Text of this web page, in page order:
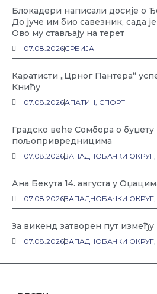
Блокадери написали досије о
До јуче им био савезник, сада
Ово му стављају на терет
07.08.2026СРБИЈА
Каратисти „Црног Пантера“
Книћу
07.08.2026АПАТИН, СПОРТ
Градско веће Сомбора о
пољопривредницима
07.08.2026ЗАПАДНОБАЧКИ ОКРУГ,
Ана Бекута 14. августа у
07.08.2026ЗАПАДНОБАЧКИ ОКРУГ,
За викенд затворен пут
07.08.2026ЗАПАДНОБАЧКИ ОКРУГ,